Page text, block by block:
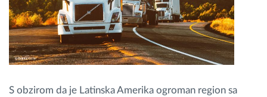
Kako rešavamo sve aktivnosti voznog parka
Kalkulator uštede
S obzirom da je Latinska Amerika ogroman region sa